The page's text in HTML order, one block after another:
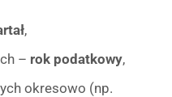
,
– rok podatkowy,
okresowo (np.